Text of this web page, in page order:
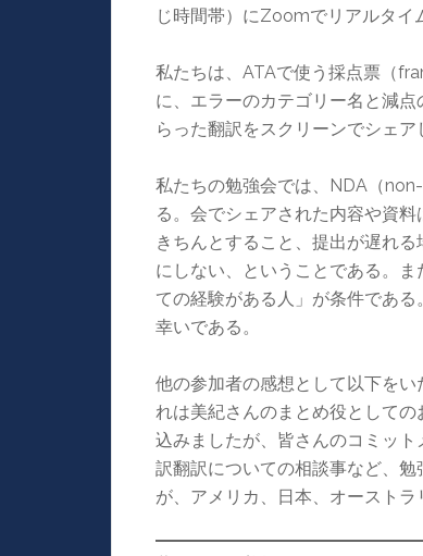
じ時間帯）にZoomでリアルタイ
私たちは、ATAで使う採点票（
に、エラーのカテゴリー名と減
らった翻訳をスクリーンでシェア
私たちの勉強会では、NDA（
る。会でシェアされた内容や資
きちんとすること、提出が遅れ
にしない、ということである。
ての経験がある人」が条件であ
幸いである。
他の参加者の感想として以下を
れは美紀さんのまとめ役として
込みましたが、皆さんのコミッ
訳翻訳についての相談事など、
が、アメリカ、日本、オースト